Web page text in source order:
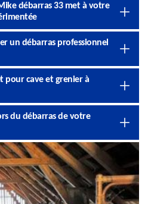
débarras 33 met à votre
un débarras professionnel
pour cave et grenier à
du débarras de votre